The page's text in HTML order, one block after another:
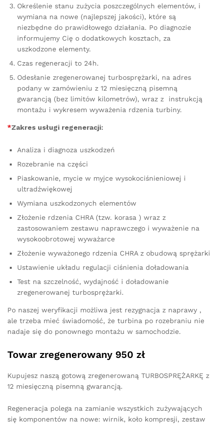
Określenie stanu zużycia poszczególnych elementów, i
wymiana na nowe (najlepszej jakości), które są
niezbędne do prawidłowego działania. Po diagnozie
informujemy Cię o dodatkowych kosztach, za
uszkodzone elementy.
Czas regeneracji to 24h.
Odesłanie zregenerowanej turbosprężarki, na adres
podany w zamówieniu z 12 miesięczną pisemną
gwarancją (bez limitów kilometrów), wraz z instrukcją
montażu i wykresem wyważenia rdzenia turbiny.
*Zakres usługi regeneracji:
Analiza i diagnoza uszkodzeń
Rozebranie na części
Piaskowanie, mycie w myjce wysokociśnieniowej i
ultradźwiękowej
Wymiana uszkodzonych elementów
Złożenie rdzenia CHRA (tzw. korasa ) wraz z
zastosowaniem zestawu naprawczego i wyważenie na
wysokoobrotowej wyważarce
Złożenie wyważonego rdzenia CHRA z obudową sprężarki
Ustawienie układu regulacji ciśnienia doładowania
Test na szczelność, wydajność i doładowanie
zregenerowanej turbosprężarki.
Po naszej weryfikacji możliwa jest rezygnacja z naprawy ,
ale trzeba mieć świadomość, że turbina po rozebraniu nie
nadaje się do ponownego montażu w samochodzie.
Towar zregenerowany 950 zł
Kupujesz naszą gotową zregenerowaną TURBOSPRĘŻARKĘ z
12 miesięczną pisemną gwarancją.
Regeneracja polega na zamianie wszystkich zużywających
się komponentów na nowe: wirnik, koło kompresji, zestaw